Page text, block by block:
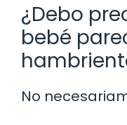
¿Debo
bebé
No